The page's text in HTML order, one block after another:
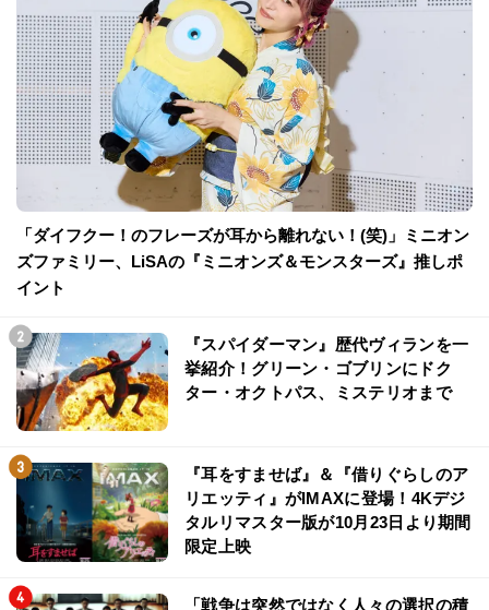
「ダイフクー！のフレーズが耳から離れない！(笑)」ミニオン
ズファミリー、LiSAの『ミニオンズ＆モンスターズ』推しポ
イント
『スパイダーマン』歴代ヴィランを一
挙紹介！グリーン・ゴブリンにドク
ター・オクトパス、ミステリオまで
『耳をすませば』＆『借りぐらしのア
リエッティ』がIMAXに登場！4Kデジ
タルリマスター版が10月23日より期間
限定上映
「戦争は突然ではなく人々の選択の積